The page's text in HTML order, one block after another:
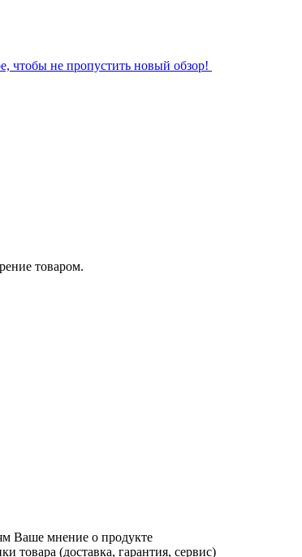
чтобы не пропустить новый обзор!
товаром.
Ваше мнение о продукте
товара (доставка, гарантия, сервис)